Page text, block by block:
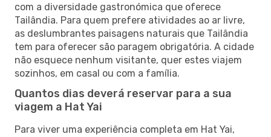
com a diversidade gastronómica que oferece
Tailândia. Para quem prefere atividades ao ar livre,
as deslumbrantes paisagens naturais que Tailândia
tem para oferecer são paragem obrigatória. A cidade
não esquece nenhum visitante, quer estes viajem
sozinhos, em casal ou com a família.
Quantos dias deverá reservar para a sua
viagem a Hat Yai
Para viver uma experiência completa em Hat Yai,